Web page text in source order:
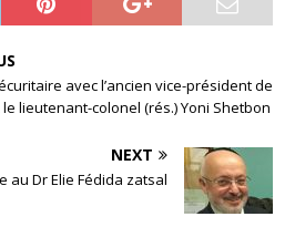
avec l’ancien vice-président de
lieutenant-colonel (rés.) Yoni Shetbon
NEXT
au Dr Elie Fédida zatsal